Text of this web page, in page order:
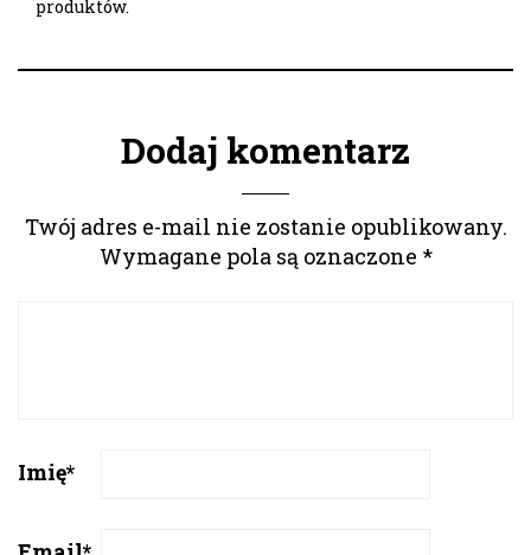
produktów.
Dodaj komentarz
Twój adres e-mail nie zostanie opublikowany.
Wymagane pola są oznaczone *
Imię*